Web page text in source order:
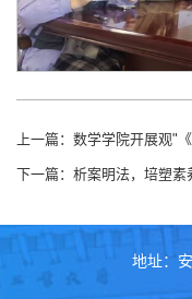
上一篇： 数学学院开展观"
下一篇： 析案明法，培塑素养——文
地址：